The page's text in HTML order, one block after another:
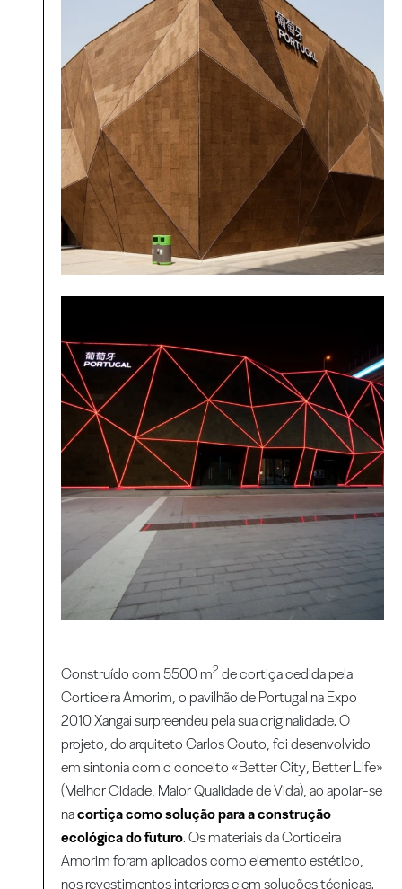
Construído com 5500 m2 de cortiça cedida pela
Corticeira Amorim, o pavilhão de Portugal na Expo
2010 Xangai surpreendeu pela sua originalidade. O
projeto, do arquiteto Carlos Couto, foi desenvolvido
em sintonia com o conceito «Better City, Better Life»
(Melhor Cidade, Maior Qualidade de Vida), ao apoiar-se
nacortiça como solução para a construção
ecológica do futuro. Os materiais da Corticeira
Amorim foram aplicados como elemento estético,
nos revestimentos interiores e em soluções técnicas.